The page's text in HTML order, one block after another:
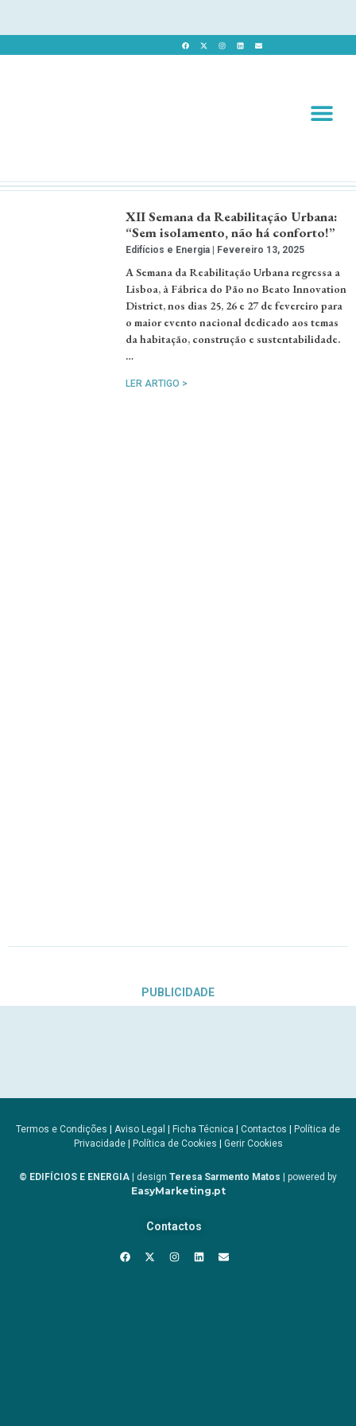
XII Semana da Reabilitação Urbana:
“Sem isolamento, não há conforto!”
Edifícios e Energia Fevereiro 13, 2025
A Semana da Reabilitação Urbana regressa a
Lisboa, à Fábrica do Pão no Beato Innovation
District, nos dias 25, 26 e 27 de fevereiro para
o maior evento nacional dedicado aos temas
da habitação, construção e sustentabilidade.
…
LER ARTIGO >
PUBLICIDADE
Termos e Condições | Aviso Legal | Ficha Técnica | Contactos | Política de
Privacidade| Política de Cookies | Gerir Cookies
© EDIFÍCIOS E ENERGIA | design Teresa Sarmento Matos | powered by
EasyMarketing.pt
Contactos